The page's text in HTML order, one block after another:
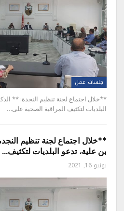
جلسات عمل
**خلال اجتماع لجنة تنظيم النجدة: **
البلديات لتكثيف المراقبة الصحية على…
**خلال اجتماع لجنة تنظيم
بن علية، تدعو البلديات لتكثيف…
يونيو 16, 2021